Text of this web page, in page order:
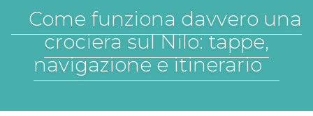
Come funziona davvero una
crociera sul Nilo: tappe,
navigazione e itinerario